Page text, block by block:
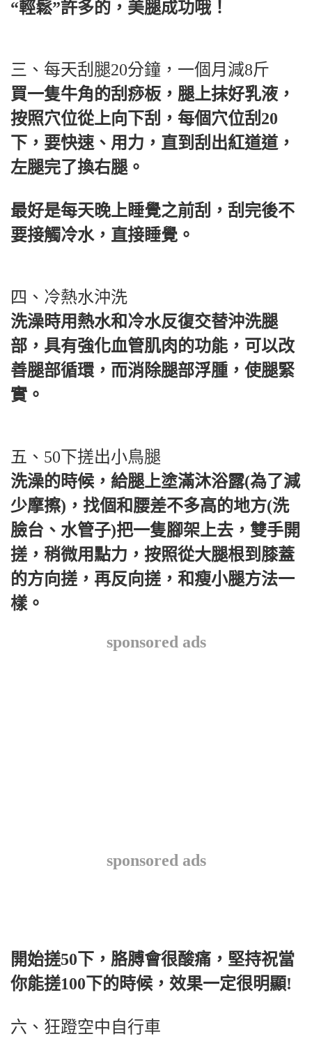
“輕鬆”許多的，美腿成功哦！
三、每天刮腿20分鐘，一個月減8斤
買一隻牛角的刮痧板，腿上抹好乳液，
按照穴位從上向下刮，每個穴位刮20
下，要快速、用力，直到刮出紅道道，
左腿完了換右腿。
最好是每天晚上睡覺之前刮，刮完後不
要接觸冷水，直接睡覺。
四、冷熱水沖洗
洗澡時用熱水和冷水反復交替沖洗腿
部，具有強化血管肌肉的功能，可以改
善腿部循環，而消除腿部浮腫，使腿緊
實。
五、50下搓出小鳥腿
洗澡的時候，給腿上塗滿沐浴露(為了減
少摩擦)，找個和腰差不多高的地方(洗
臉台、水管子)把一隻腳架上去，雙手開
搓，稍微用點力，按照從大腿根到膝蓋
的方向搓，再反向搓，和瘦小腿方法一
樣。
sponsored ads
sponsored ads
開始搓50下，胳膊會很酸痛，堅持祝當
你能搓100下的時候，效果一定很明顯!
六、狂蹬空中自行車